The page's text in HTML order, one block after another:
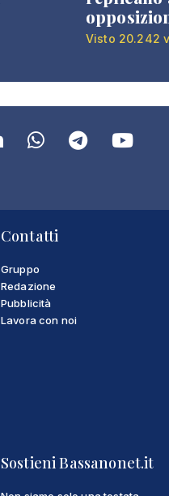
Visto 20.242
Contatti
Gruppo
Redazione
Pubblicità
Lavora con noi
Sostieni Bassanonet.it